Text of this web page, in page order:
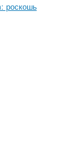
роскошь